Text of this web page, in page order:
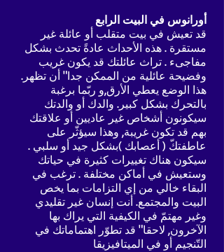
أورانوس في البيت الرابع
قد تعيش في بيت متقلب أو عائلة غير
مستقرة . هذه الأحداث عادةً تحدث بشكل
مفاجىء . تراث عائلتك قد يكون غريب
وفضيحة عائلية من الممكن جدا" أن تظهر.
هذا الوضع يعطي الأرق,و ربّما برغبة
بالتحرك بشكل كبير. والدك أو والدتك
سيكونون أشخاص غير عاديين أو علاقتك
بهم قد تكون غريبة, وهذا سيؤثّر على
عاطفتكّ ( أعصابك )بشكل جيد أو سلبي .
سيكون هناك تغييرات كثيرة في حياتك
وستعيش في أماكن مختلفة . ترغب في
البقاء خالي من إي التزامات بما يخص
البيت والمجتمع. أنت إنسان غير تقليدي
وغير مهتمّ في الكيفية التي يراك بها
الآخرون, لاحقا" قد تطوّر اهتماماتك في
التّنجيم أو في الميتافيزيقا